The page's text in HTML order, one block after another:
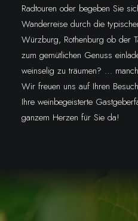
Radtouren oder begeben Sie
Wanderreise durch die
Würzburg, Rothenburg ob der
zum gemütlichen Genuss
weinselig zu träumen? …
Wir freuen uns auf Ihren
Ihre weinbegeisterte
ganzem Herzen für Sie da!